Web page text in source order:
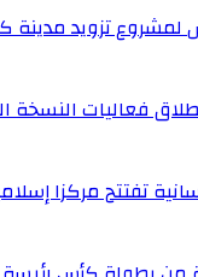
تزويد مدينة
فعاليات النسخة
تفتتح مركزا